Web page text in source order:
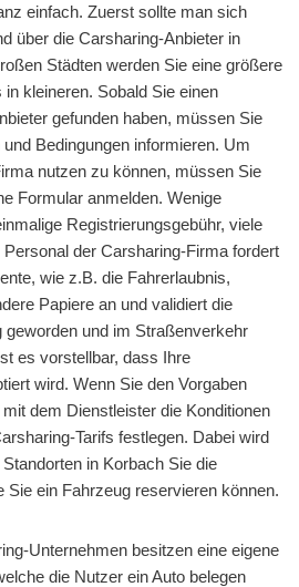
einfach. Zuerst sollte man sich
über die Carsharing-Anbieter in
Städten werden Sie eine größere
kleineren. Sobald Sie einen
gefunden haben, müssen Sie
Bedingungen informieren. Um
nutzen zu können, müssen Sie
Formular anmelden. Wenige
Registrierungsgebühr, viele
der Carsharing-Firma fordert
wie z.B. die Fahrerlaubnis,
Papiere an und validiert die
geworden und im Straßenverkehr
es vorstellbar, dass Ihre
wird. Wenn Sie den Vorgaben
dem Dienstleister die Konditionen
Tarifs festlegen. Dabei wird
in Korbach Sie die
Sie ein Fahrzeug reservieren können.
Unternehmen besitzen eine eigene
die Nutzer ein Auto belegen